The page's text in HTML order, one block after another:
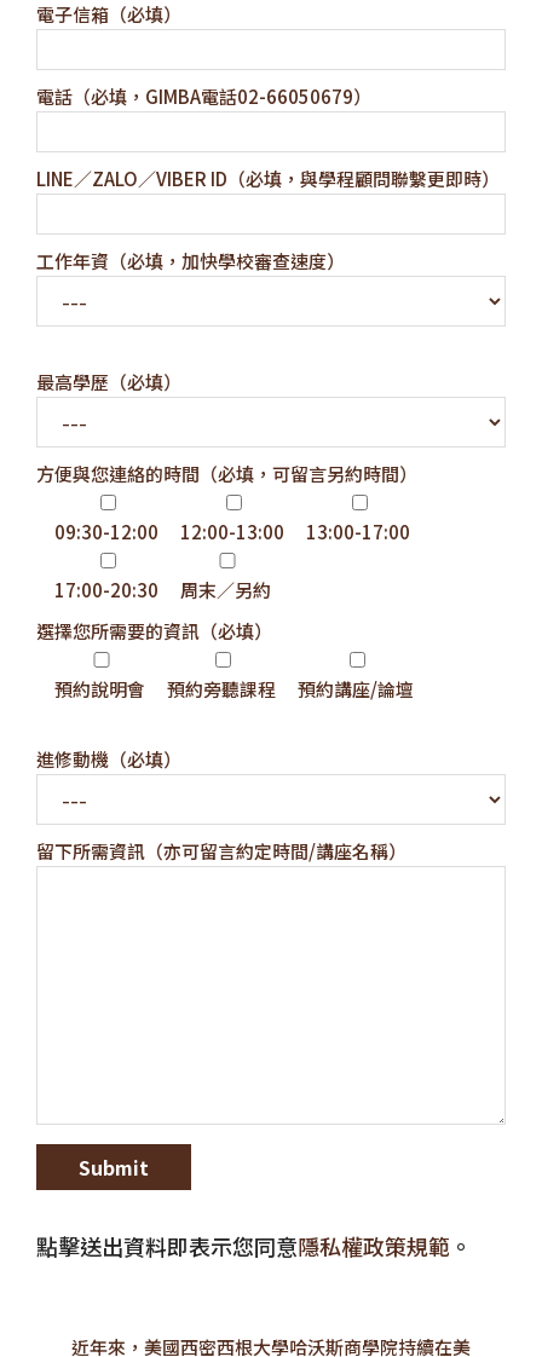
電子信箱（必填）
電話（必填，GIMBA電話02-66050679）
LINE／ZALO／VIBER ID（必填，與學程顧問聯繫更即時）
工作年資（必填，加快學校審查速度）
最高學歷（必填）
方便與您連絡的時間（必填，可留言另約時間）
09:30-12:00 12:00-13:00 13:00-17:00
17:00-20:30
周末／另約
選擇您所需要的資訊（必填）
預約說明會 預約旁聽課程 預約講座/論壇
進修動機（必填）
留下所需資訊（亦可留言約定時間/講座名稱）
點擊送出資料即表示您同意隱私權政策規範 。
近年來，美國西密西根大學哈沃斯商學院持續在美